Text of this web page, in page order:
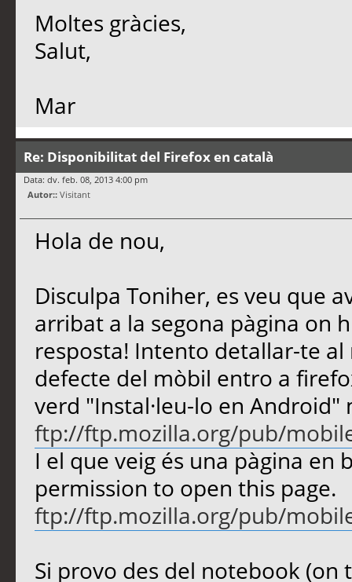
Moltes gràcies,
Salut,
Mar
Re: Disponibilitat del Firefox en català
Data: dv. feb. 08, 2013 4:00 pm
Autor:: Visitant
Hola de nou,
Disculpa Toniher, es veu que
arribat a la segona pàgina on
resposta! Intento detallar-te
defecte del mòbil entro a
verd "Instal·leu-lo en Android"
ftp://ftp.mozilla.org/pub/
I el que veig és una pàgina en
permission to open this page.
ftp://ftp.mozilla.org/pub/
Si provo des del notebook (on